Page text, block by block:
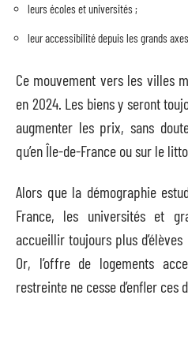
leurs écoles et universités ;
leur accessibilité depuis les grands
Ce mouvement vers les villes
en 2024. Les biens y seront
augmenter les prix, sans
qu’en Île-de-France ou sur le
Alors que la démographie
France, les universités et
accueillir toujours plus d’élèves
Or, l’offre de logements
restreinte ne cesse d’enfler ces